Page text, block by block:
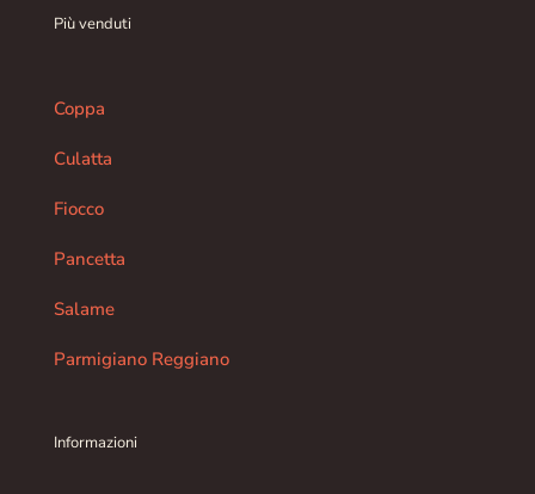
Più venduti
Coppa
Culatta
Fiocco
Pancetta
Salame
Parmigiano Reggiano
Informazioni